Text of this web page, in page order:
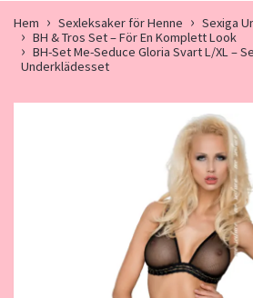
Hem Sexleksaker för Henne
Sexiga
BH & Tros Set – För En Komplett Look
BH-Set Me-Seduce Gloria Svart L/XL –
Underklädesset